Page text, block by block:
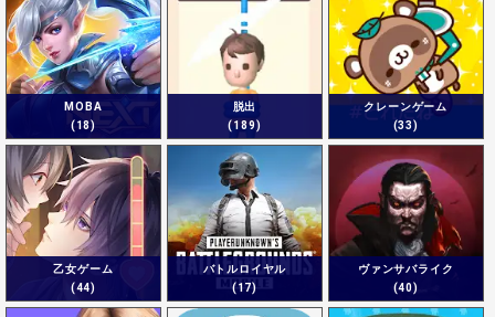
MOBA
(18)
脱出
(189)
クレーンゲーム
(33)
乙女ゲーム
(44)
バトルロイヤル
(17)
ヴァンサバライク
(40)